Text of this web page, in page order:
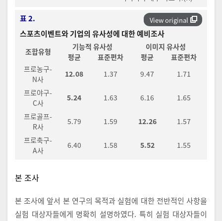
View original
표 2.
스포츠이벤트와 기업의 유사성에 대한 예비조사
조합유형 기능적 유사성
이미지 유사성
평균
표준편차 평균
표준편차
프로농구-
N사
12.08 1.37 9.47
1.71
프로야구-
C사
5.24 1.63 6.16
1.65
프로골프-
R사
5.79 1.59 12.26
1.57
프로축구-
A사
6.40 1.58 5.52 1.55
본 조사
본 조사에 앞서 본 연구의 목적과 실험에 대한 전반적인 사항을
실험 대상자들에게 명확히 설명하였다. 특히 실험 대상자들이